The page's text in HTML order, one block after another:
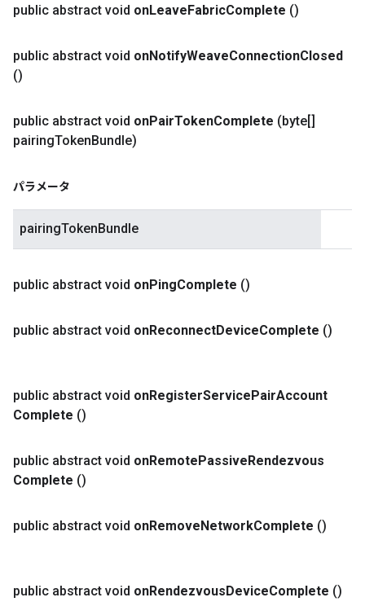
public abstract void onLeaveFabricComplete ()
public abstract void onNotifyWeaveConnectionClosed
()
public abstract void onPairTokenComplete (byte[]
pairingTokenBundle)
パラメータ
pairingTokenBundle
public abstract void onPingComplete ()
public abstract void onReconnectDeviceComplete ()
public abstract void onRegisterServicePairAccount
Complete ()
public abstract void onRemotePassiveRendezvous
Complete ()
public abstract void onRemoveNetworkComplete ()
public abstract void onRendezvousDeviceComplete ()